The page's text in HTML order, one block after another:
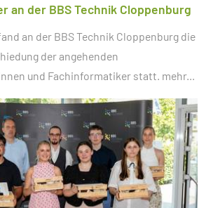
an der BBS Technik Cloppenburg
an der BBS Technik Cloppenburg die
der angehenden
und Fachinformatiker statt. mehr...